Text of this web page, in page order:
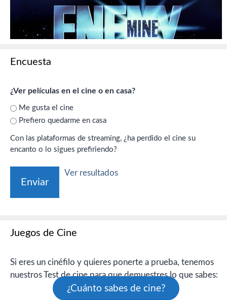
Encuesta
¿Ver películas en el cine o en casa?
Me gusta el cine
Prefiero quedarme en casa
Con las plataformas de streaming, ¿ha perdido el cine su
encanto o lo sigues prefiriendo?
Ver resultados
Juegos de Cine
Si eres un cinéfilo y quieres ponerte a prueba, tenemos
nuestros Test de cine para que demuestres lo que sabes:
¿Cuánto sabes de cine?